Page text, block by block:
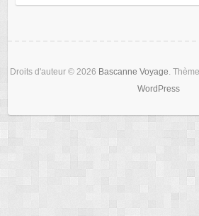
Droits d'auteur © 2026 Bascanne Voyage.
WordPress